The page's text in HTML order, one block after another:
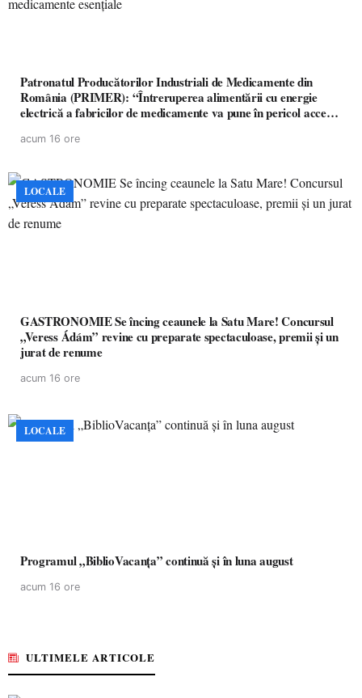
Patronatul Producătorilor Industriali de Medicamente din
România (PRIMER): “Întreruperea alimentării cu energie
electrică a fabricilor de medicamente va pune în pericol accesul
acum 16 ore
LOCALE
GASTRONOMIE Se încing ceaunele la Satu Mare! Concursul
„Veress Ádám” revine cu preparate spectaculoase, premii și un
jurat de renume
acum 16 ore
LOCALE
Programul „BiblioVacanța” continuă și în luna august
acum 16 ore
ULTIMELE ARTICOLE